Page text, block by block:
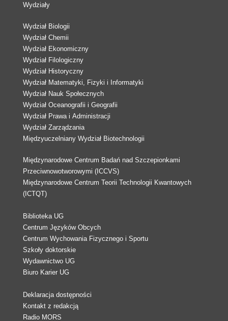
Wydziały
Wydział Biologii
Wydział Chemii
Wydział Ekonomiczny
Wydział Filologiczny
Wydział Historyczny
Wydział Matematyki, Fizyki i Informatyki
Wydział Nauk Społecznych
Wydział Oceanografii i Geografii
Wydział Prawa i Administracji
Wydział Zarządzania
Międzyuczelniany Wydział Biotechnologii
Międzynarodowe Centrum Badań nad Szczepionkami
Przeciwnowotworowymi (ICCVS)
Międzynarodowe Centrum Teorii Technologii Kwantowych
(ICTQT)
Biblioteka UG
Centrum Języków Obcych
Centrum Wychowania Fizycznego i Sportu
Szkoły doktorskie
Wydawnictwo UG
Biuro Karier UG
Deklaracja dostępności
Kontakt z redakcją
Radio MORS